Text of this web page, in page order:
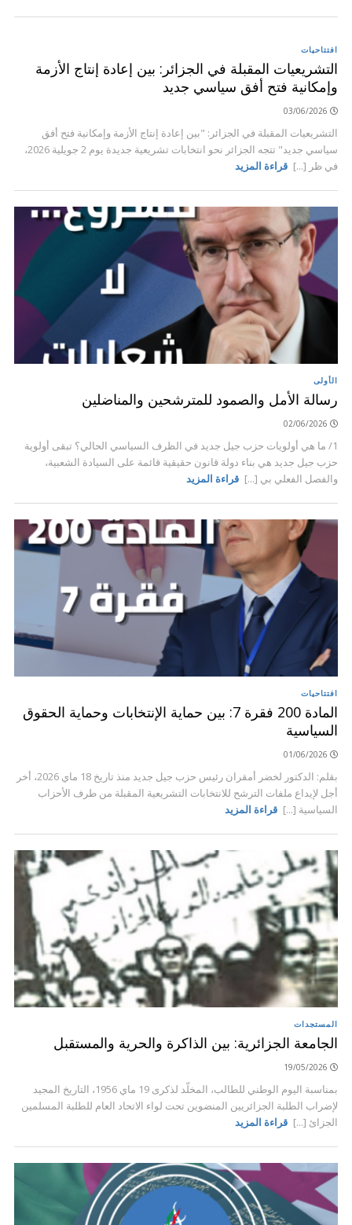
افتتاحيات
التشريعيات المقبلة في الجزائر: بين إعادة إنتاج الأزمة
وإمكانية فتح أفق سياسي جديد
03/06/2026
التشريعيات المقبلة في الجزائر: "بين إعادة إنتاج الأزمة وإمكانية فتح أفق
سياسي جديد" تتجه الجزائر نحو انتخابات تشريعية جديدة يوم 2 جويلية 2026،
في ظر [...] قراءة المزيد
الأولى
رسالة الأمل والصمود للمترشحين والمناضلين
02/06/2026
1/ ما هي أولويات حزب جيل جديد في الظرف السياسي الحالي؟ تبقى أولوية
حزب جيل جديد هي بناء دولة قانون حقيقية قائمة على السيادة الشعبية،
والفصل الفعلي بي [...] قراءة المزيد
افتتاحيات
المادة 200 فقرة 7: بين حماية الإنتخابات وحماية الحقوق
السياسية
01/06/2026
بقلم: الدكتور لخضر أمقران رئيس حزب جيل جديد منذ تاريخ 18 ماي 2026، أخر
أجل لإيداع ملفات الترشح للانتخابات التشريعية المقبلة من طرف الأحزاب
السياسية [...] قراءة المزيد
المستجدات
الجامعة الجزائرية: بين الذاكرة والحرية والمستقبل
19/05/2026
بمناسبة اليوم الوطني للطالب، المخلّد لذكرى 19 ماي 1956، التاريخ المجيد
لإضراب الطلبة الجزائريين المنضوين تحت لواء الاتحاد العام للطلبة المسلمين
الجزائ [...] قراءة المزيد